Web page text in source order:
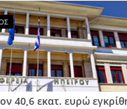
40,6 εκατ. ευρώ